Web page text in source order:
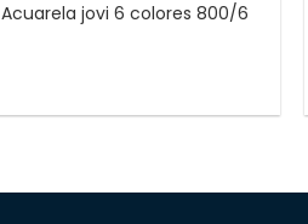
Acuarela jovi 6 colores 800/6